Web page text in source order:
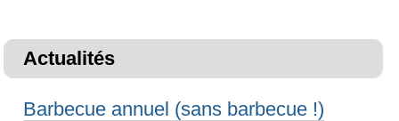
Actualités
Barbecue annuel (sans barbecue !)